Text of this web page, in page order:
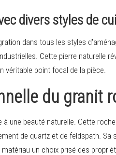
divers styles de
dans tous les styles
Cette pierre naturelle
véritable point focal de la pièce.
du granit
une beauté naturelle. Cette
de quartz et de feldspath. Sa
un choix prisé des